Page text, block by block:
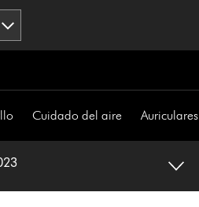
Cuidado del aire Auriculares